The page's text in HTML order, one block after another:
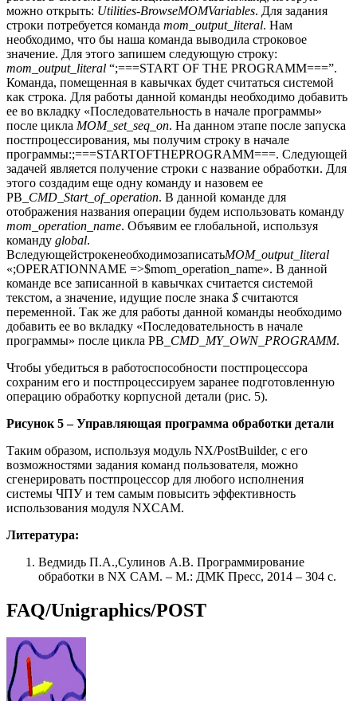
можно открыть: Utilities-BrowseMOMVariables. Для задания
строки потребуется команда mom_output_literal. Нам
необходимо, что бы наша команда выводила строковое
значение. Для этого запишем следующую строку:
mom_output_literal “;===START OF THE PROGRAMM===”.
Команда, помещенная в кавычках будет считаться системой
как строка. Для работы данной команды необходимо добавить
ее во вкладку «Последовательность в начале программы»
после цикла MOM_set_seq_on. На данном этапе после запуска
постпроцессирования, мы получим строку в начале
программы:;===STARTOFTHEPROGRAMM===. Следующей
задачей является получение строки с название обработки. Для
этого создадим еще одну команду и назовем ее
PB _CMD_Start_of_operation. В данной команде для
отображения названия операции будем использовать команду
mom_operation_name. Объявим ее глобальной, используя
команду global.
ВследующейстрокенеобходимозаписатьMOM_output_literal
«;OPERATIONNAME =>$mom_operation_name». В данной
команде все записанной в кавычках считается системой
текстом, а значение, идущие после знака $ считаются
переменной. Так же для работы данной команды необходимо
добавить ее во вкладку «Последовательность в начале
программы» после цикла PB _CMD_MY_OWN_PROGRAMM.
Чтобы убедиться в работоспособности постпроцессора
сохраним его и постпроцессируем заранее подготовленную
операцию обработку корпусной детали (рис. 5).
Рисунок 5 – Управляющая программа обработки детали
Таким образом, используя модуль NX/PostBuilder, с его
возможностями задания команд пользователя, можно
сгенерировать постпроцессор для любого исполнения
системы ЧПУ и тем самым повысить эффективность
использования модуля NXCAM.
Литература:
Ведмидь П.А.,Сулинов А.В. Программирование
обработки в NX CAM. – М.: ДМК Пресс, 2014 – 304 с.
FAQ/Unigraphics/POST